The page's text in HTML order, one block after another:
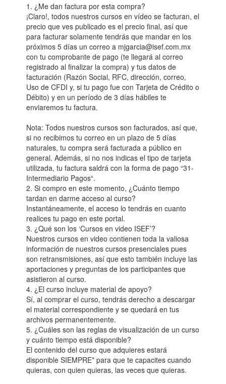
1. ¿Me dan factura por esta compra?
¡Claro!, todos nuestros cursos en vídeo se facturan, el
precio que ves publicado es el precio final, así que
para facturar solamente tendrás que mandar en los
próximos 5 días un correo a mjgarcia@isef.com.mx
con tu comprobante de pago (te llegará al correo
registrado al finalizar la compra) y tus datos de
facturación (Razón Social, RFC, dirección, correo,
Uso de CFDI y, si tu pago fue con Tarjeta de Crédito o
Débito) y en un período de 3 días hábiles te
enviaremos tu factura.
Nota: Todos nuestros cursos son facturados, así que,
si no recibimos tu correo en un plazo de 5 días
naturales, tu compra será facturada a público en
general. Además, si no nos indicas el tipo de tarjeta
utilizada, tu factura saldrá con la forma de pago “31-
Intermediario Pagos“.
2. Si compro en este momento, ¿Cuánto tiempo
tardan en darme acceso al curso?
Instantáneamente, el acceso lo tendrás en cuanto
realices tu pago en este portal.
3. ¿Qué son los ‘Cursos en video ISEF’?
Nuestros cursos en video contienen toda la valiosa
información de nuestros cursos presenciales pues
son retransmisiones, así que esto también incluye las
aportaciones y preguntas de los participantes que
asistieron al curso.
4. ¿El curso incluye material de apoyo?
Sí, al comprar el curso, tendrás derecho a descargar
el material correspondiente y se quedará en tus
archivos permanentemente.
5. ¿Cuáles son las reglas de visualización de un curso
y cuánto tiempo está disponible?
El contenido del curso que adquieres estará
disponible SIEMPRE* para que te capacites cuando
quieras, con quien quieras, las veces que quieras.